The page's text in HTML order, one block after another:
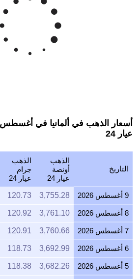
عيار 24
التاريخ
الذهب
أونصة
عيار 24
الذهب
جرام
عيار 24
9 أغسطس 2026 3,755.28
120.73
8 أغسطس 2026 3,761.10
120.92
7 أغسطس 2026 3,760.66
120.91
6 أغسطس 2026 3,692.99
118.73
5 أغسطس 2026 3,682.26
118.38